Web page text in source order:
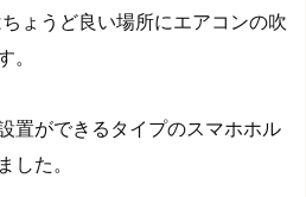
ょうど良い場所にエアコンの吹
。
置ができるタイプのスマホホル
した。